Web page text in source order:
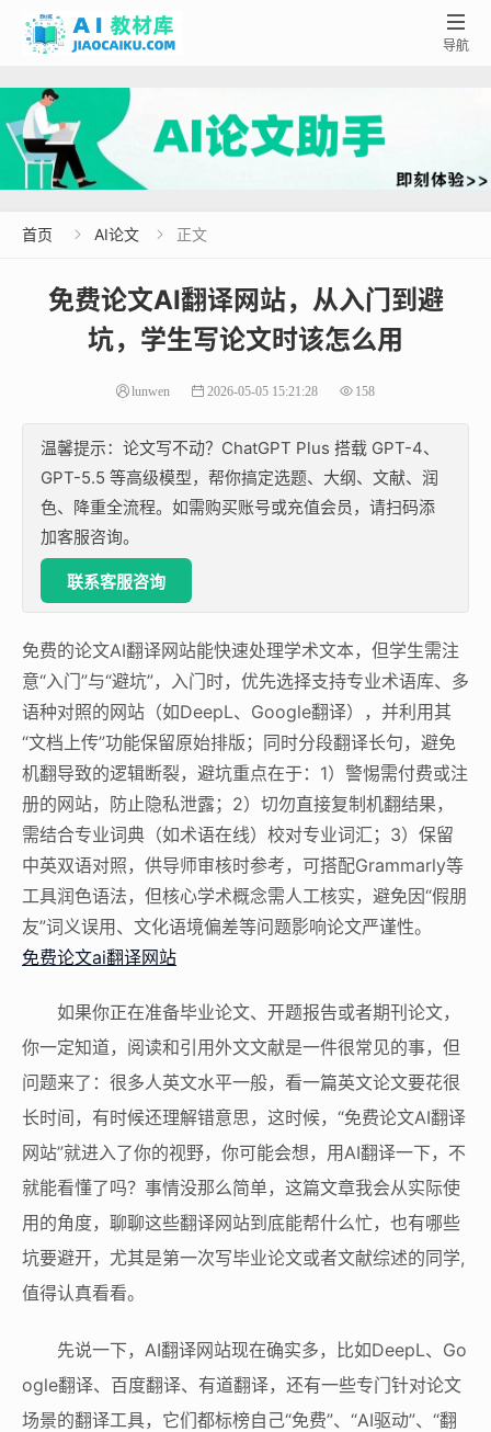

导航
首页  AI论文  正文
免费论文AI翻译网站，从入门到避
坑，学生写论文时该怎么用
lunwen 2026-05-05 15:21:28 158
温馨提示：论文写不动？ChatGPT Plus 搭载 GPT-4、
GPT-5.5 等高级模型，帮你搞定选题、大纲、文献、润
色、降重全流程。如需购买账号或充值会员，请扫码添
加客服咨询。
联系客服咨询
免费的论文AI翻译网站能快速处理学术文本，但学生需注
意“入门”与“避坑”，入门时，优先选择支持专业术语库、多
语种对照的网站（如DeepL、Google翻译），并利用其
“文档上传”功能保留原始排版；同时分段翻译长句，避免
机翻导致的逻辑断裂，避坑重点在于：1）警惕需付费或注
册的网站，防止隐私泄露；2）切勿直接复制机翻结果，
需结合专业词典（如术语在线）校对专业词汇；3）保留
中英双语对照，供导师审核时参考，可搭配Grammarly等
工具润色语法，但核心学术概念需人工核实，避免因“假朋
友”词义误用、文化语境偏差等问题影响论文严谨性。
免费论文ai翻译网站
如果你正在准备毕业论文、开题报告或者期刊论文，
你一定知道，阅读和引用外文文献是一件很常见的事，但
问题来了：很多人英文水平一般，看一篇英文论文要花很
长时间，有时候还理解错意思，这时候，“免费论文AI翻译
网站”就进入了你的视野，你可能会想，用AI翻译一下，不
就能看懂了吗？事情没那么简单，这篇文章我会从实际使
用的角度，聊聊这些翻译网站到底能帮什么忙，也有哪些
坑要避开，尤其是第一次写毕业论文或者文献综述的同学,
值得认真看看。
先说一下，AI翻译网站现在确实多，比如DeepL、Go
ogle翻译、百度翻译、有道翻译，还有一些专门针对论文
场景的翻译工具，它们都标榜自己“免费”、“AI驱动”、“翻